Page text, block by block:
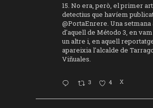
15. No era, però, el primer
detectius que havíem
@PortaEnrere. Una setmana
d'aquell de Método 3, en
un altre i, en aquell
apareixia l'alcalde de
Viñuales.
3 4 X